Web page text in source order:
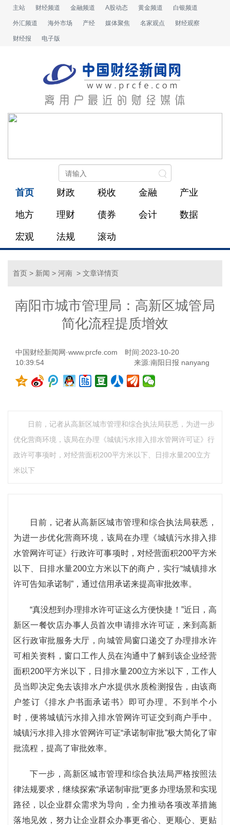
主站 财经频道 金融频道 A股动态 黄金频道 白银频道
外汇频道 海外市场 产经 媒体聚焦 名家观点 财经观察
财经报 电子版
首页 财政 税收 金融 产业
地方 理财 债券 会计 数据
宏观 法规 滚动
首页 > 新闻 > 河南 > 文章详情页
南阳市城市管理局：高新区城管局
简化流程提质增效
中国财经新闻网·www.prcfe.com
时间:2023-10-20
10:39:54
来源:南阳日报 nanyang
日前，记者从高新区城市管理和综合执法局获悉，为进一步
优化营商环境，该局在办理《城镇污水排入排水管网许可证》行
政许可事项时，对经营面积200平方米以下、日排水量200立方
米以下
日前，记者从高新区城市管理和综合执法局获悉，
为进一步优化营商环境，该局在办理《城镇污水排入排
水管网许可证》行政许可事项时，对经营面积200平方米
以下、日排水量200立方米以下的商户，实行“城镇排水
许可告知承诺制”，通过信用承诺来提高审批效率。
“真没想到办理排水许可证这么方便快捷！”近日，高
新区一餐饮店办事人员首次申请排水许可证，来到高新
区行政审批服务大厅，向城管局窗口递交了办理排水许
可相关资料，窗口工作人员在沟通中了解到该企业经营
面积200平方米以下，日排水量200立方米以下，工作人
员当即决定免去该排水户水提供水质检测报告，由该商
户签订《排水户书面承诺书》即可办理。不到半个小
时，便将城镇污水排入排水管网许可证交到商户手中。
城镇污水排入排水管网许可证“承诺制审批”极大简化了审
批流程，提高了审批效率。
下一步，高新区城市管理和综合执法局严格按照法
律法规要求，继续探索“承诺制审批”更多办理场景和实现
路径，以企业群众需求为导向，全力推动各项改革措施
落地见效，努力让企业群众办事更省心、更顺心、更贴